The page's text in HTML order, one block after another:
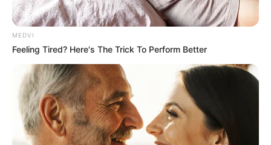
MEDVI
Feeling Tired? Here's The Trick To Perform Better